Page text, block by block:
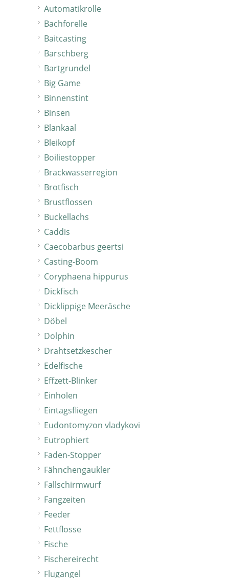
Automatikrolle
Bachforelle
Baitcasting
Barschberg
Bartgrundel
Big Game
Binnenstint
Binsen
Blankaal
Bleikopf
Boiliestopper
Brackwasserregion
Brotfisch
Brustflossen
Buckellachs
Caddis
Caecobarbus geertsi
Casting-Boom
Coryphaena hippurus
Dickfisch
Dicklippige Meeräsche
Döbel
Dolphin
Drahtsetzkescher
Edelfische
Effzett-Blinker
Einholen
Eintagsfliegen
Eudontomyzon vladykovi
Eutrophiert
Faden-Stopper
Fähnchengaukler
Fallschirmwurf
Fangzeiten
Feeder
Fettflosse
Fische
Fischereirecht
Flugangel